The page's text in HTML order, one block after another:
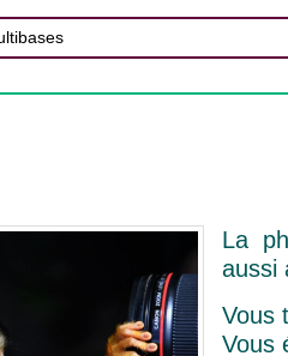
La
aussi
Vous
Vous